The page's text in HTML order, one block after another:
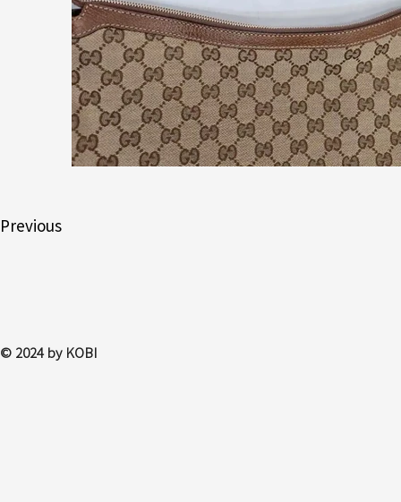
Previous
© 2024 by KOBI